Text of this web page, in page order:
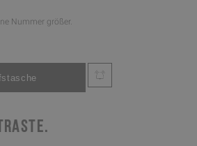
Nummer größer.